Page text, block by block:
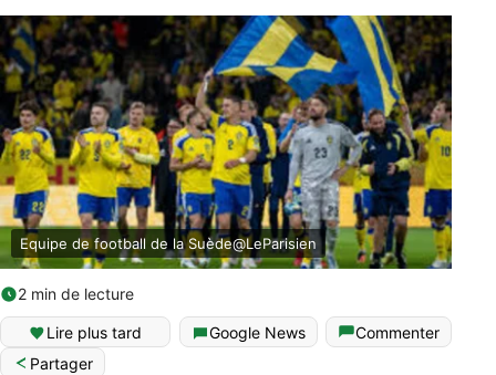
Equipe de football de la Suède@LeParisien
2 min de lecture
Lire plus tard Google News
Commenter
Partager